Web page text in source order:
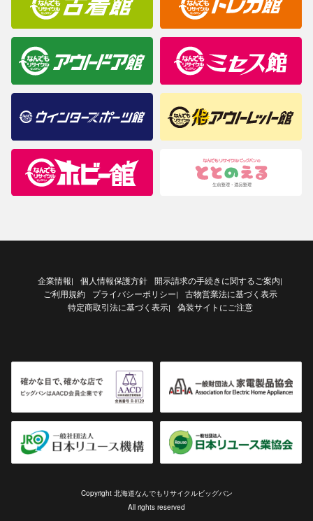
企業情報| 個人情報保護方針 開示請求の手続きに関するご案内|
ご利用規約 プライバシーポリシー|
古物営業法に基づく表示
特定商取引法に基づく表示| 偽装サイトにご注意
Copyright 北海道なんでもリサイクルビッグバン
All rights reserved